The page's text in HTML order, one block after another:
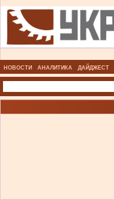
НОВОСТИ АНАЛИТИКА ДАЙДЖЕСТ